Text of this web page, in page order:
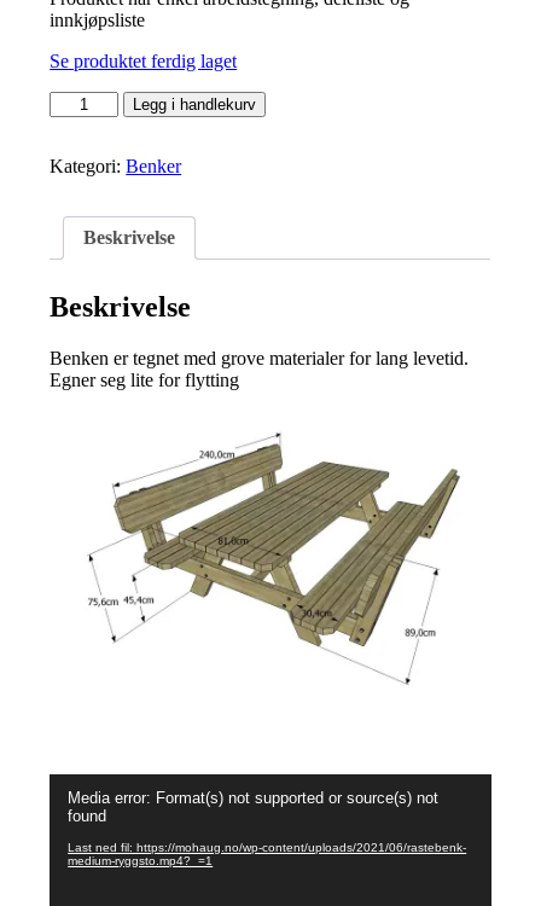
innkjøpsliste
Se produktet ferdig laget
Rastebenk-
Medium-
antall
Legg i handlekurv
Kategori:Benker
Beskrivelse
Beskrivelse
Benken er tegnet med grove materialer for lang levetid.
Egner seg lite for flytting
Media error: Format(s) not supported or source(s) not
found
Last ned fil: https://mohaug.no/wp-content/uploads/2021/06/rastebenk-
medium-ryggsto.mp4?_=1